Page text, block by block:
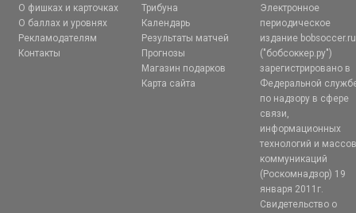
О фишках и карточках
О баллах и уровнях
Рекламодателям
Контакты
Трибуна
Календарь
Результаты матчей
Прогнозы
Магазин подарков
Карта сайта
Электронное
периодическое
издание bobsoccer.ru
("бобсоккер.ру")
зарегистрировано в
Федеральной
по надзору в сфере
связи,
информационных
технологий и
коммуникаций
(Роскомнадзор) 19
января 2011г.
Свидетельство о